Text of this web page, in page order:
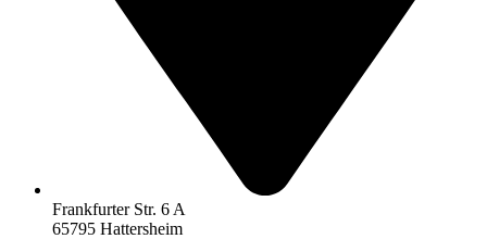
Frankfurter Str. 6 A
65795 Hattersheim